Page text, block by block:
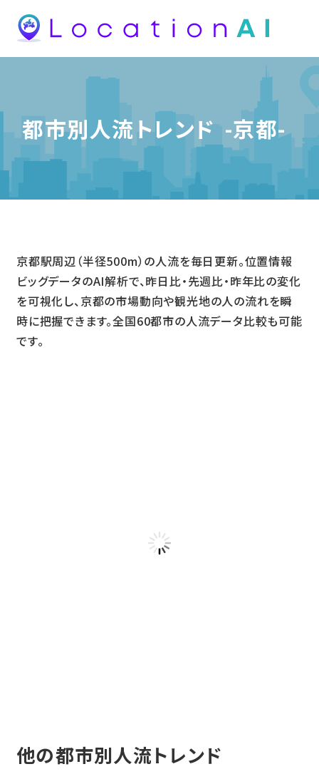
都市別人流トレンド -京都-
京都駅周辺（半径500m）の人流を毎日更新。位置情報
ビッグデータのAI解析で、昨日比・先週比・昨年比の変化
を可視化し、京都の市場動向や観光地の人の流れを瞬
時に把握できます。全国60都市の人流データ比較も可能
です。
他の都市別人流トレンド